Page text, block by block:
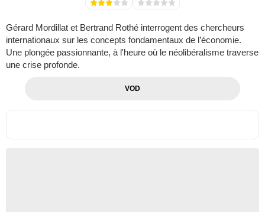
Gérard Mordillat et Bertrand Rothé interrogent des chercheurs
internationaux sur les concepts fondamentaux de l’économie.
Une plongée passionnante, à l'heure où le néolibéralisme traverse
une crise profonde.
VOD